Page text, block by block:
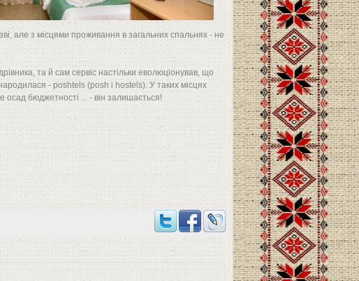
але з місцями проживання в загальних спальнях - не
та й сам сервіс настільки еволюціонував, що
- poshtels (posh і hostels). У таких місцях
осад бюджетності ... - він залишається!